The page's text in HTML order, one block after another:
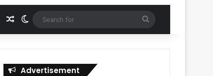
Random Article
Switch skin
for
Advertisement